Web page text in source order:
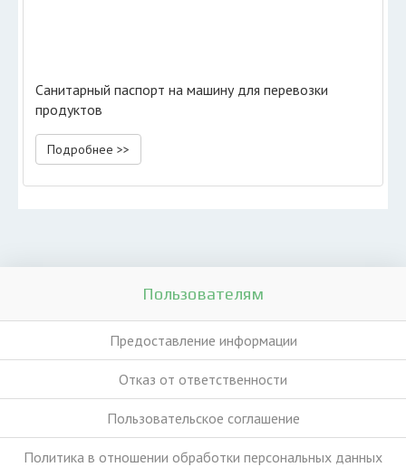
Санитарный паспорт на машину для перевозки
продуктов
Подробнее >>
Пользователям
Предоставление информации
Отказ от ответственности
Пользовательское соглашение
Политика в отношении обработки персональных данных